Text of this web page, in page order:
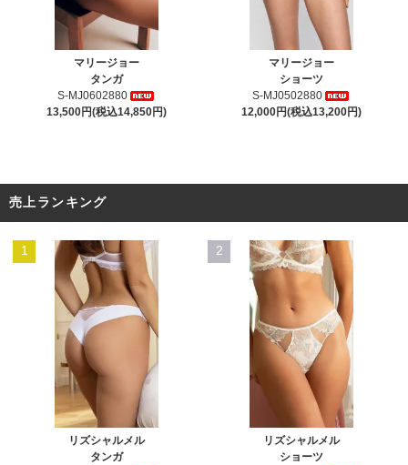
マリージョー
タンガ
S-MJ0602880
13,500円(税込14,850円)
マリージョー
ショーツ
S-MJ0502880
12,000円(税込13,200円)
売上ランキング
1
リズシャルメル
タンガ
2
リズシャルメル
ショーツ